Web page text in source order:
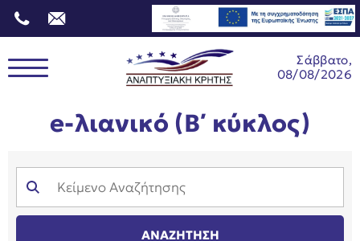
Σάββατο,
08/08/2026
e-λιανικό (Β΄ κύκλος)